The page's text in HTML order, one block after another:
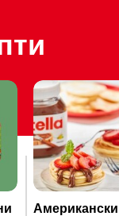
палачинки с
кисело
гарнирани с
ягоди